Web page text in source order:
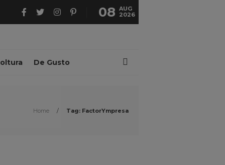
08 AUG
2026
De Gusto
Home / Tag: FactorYmpresa